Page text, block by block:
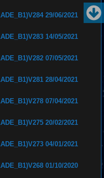
29/06/2021
14/05/2021
07/05/2021
28/04/2021
07/04/2021
20/02/2021
04/01/2021
01/10/2020